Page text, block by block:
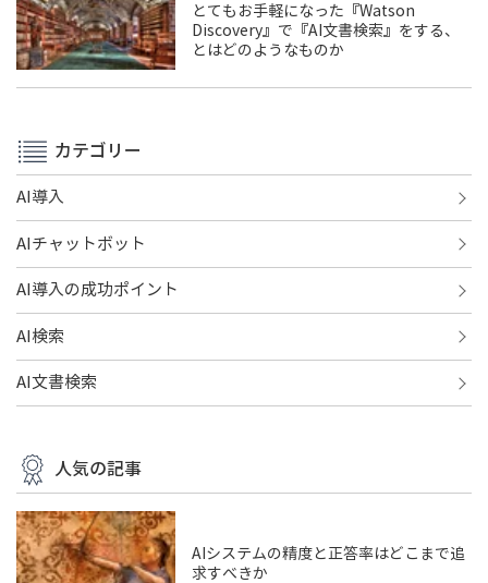
とてもお手軽になった『Watson
Discovery』で『AI文書検索』をする、
とはどのようなものか
カテゴリー
AI導入
AIチャットボット
AI導入の成功ポイント
AI検索
AI文書検索
人気の記事
AIシステムの精度と正答率はどこまで追
求すべきか